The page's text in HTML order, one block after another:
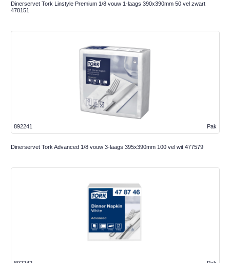
Dinerservet Tork Linstyle Premium 1/8 vouw 1-laags 390x390mm 50 vel zwart
478151
Pak
892241
Dinerservet Tork Advanced 1/8 vouw 3-laags 395x390mm 100 vel wit 477579